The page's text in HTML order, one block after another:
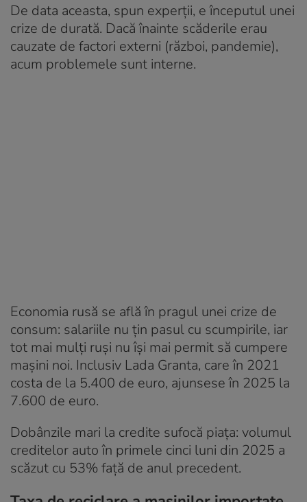
De data aceasta, spun experții, e începutul unei
crize de durată. Dacă înainte scăderile erau
cauzate de factori externi (război, pandemie),
acum problemele sunt interne.
Economia rusă se află în pragul unei crize de
consum: salariile nu țin pasul cu scumpirile, iar
tot mai mulți ruși nu își mai permit să cumpere
mașini noi. Inclusiv Lada Granta, care în 2021
costa de la 5.400 de euro, ajunsese în 2025 la
7.600 de euro.
Dobânzile mari la credite sufocă piața: volumul
creditelor auto în primele cinci luni din 2025 a
scăzut cu 53% față de anul precedent.